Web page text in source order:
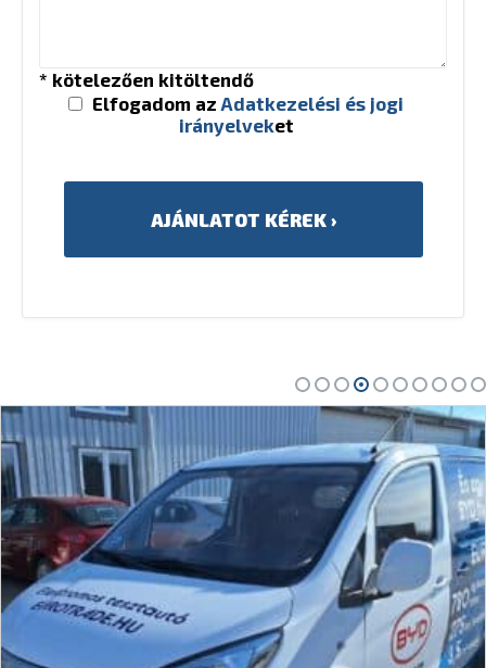
* kötelezően kitöltendő
Elfogadom az Adatkezelési és jogi
irányelveket